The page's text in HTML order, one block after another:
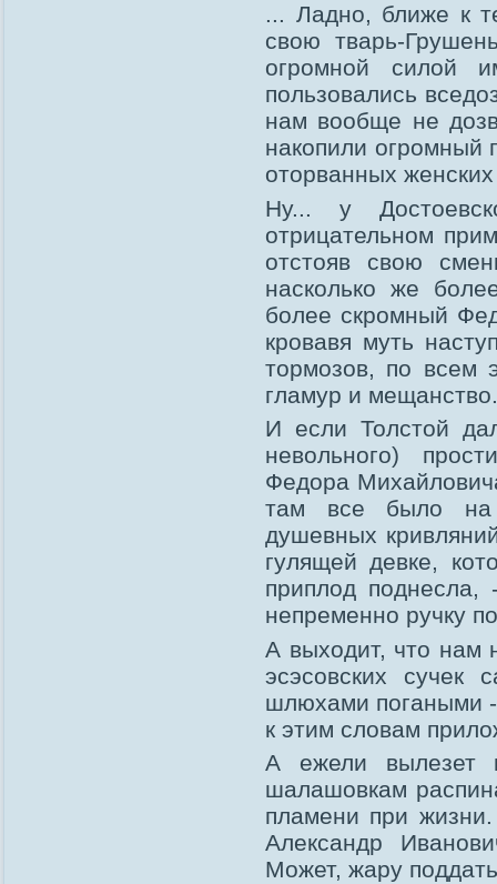
... Ладно, ближе к
свою тварь-
огромной силой
пользовались
нам вообще не
накопили огромный
оторванных
Ну... у
отрицательном
отстояв свою
насколько же
более скромный
кровавя муть
тормозов, по всем
гламур и мещанство.
И если Толстой
невольного)
Федора
там все было на
душевных
гулящей девке,
приплод
непременно ручку
А выходит, что нам
эсэсовских сучек
шлюхами погаными
к этим словам
А ежели вылезет
шалашовкам
пламени при
Александр
Может, жару